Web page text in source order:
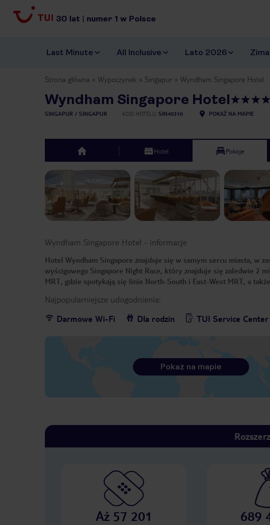
30 lat | numer 1 w Polsce
Last Minute All Inclusive Lato 2026
Strona główna Wypoczynek Singapur Wyndham Singapore Hotel
Wyndham Singapore Hotel
SINGAPUR SINGAPUR KOD HOTELU SIN40310 POKAŻ NA MAPIE
top Hotel Pokoje
Wyndham Singapore Hotel - informacje
Hotel Wyndham Singapore znajduje się w samym sercu miasta, w
wyścigowego Singapore Night Race, który znajduje się zaledwie 2
MRT, gdzie spotykają się linie North-South i East-West MRT, a
Najpopularniejsze udogodnienia:
Darmowe Wi-Fi
Dla rodzin TUI Service
Pokaż na mapie
Aż 57 201 689